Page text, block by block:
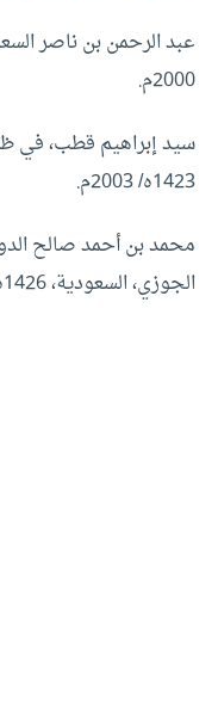
عبد الرحمن بن ناصر
2000م.
1423ه/ 2003م.
محمد بن أحمد صالح
الجوزي، السعودية، 1426ه-2005م